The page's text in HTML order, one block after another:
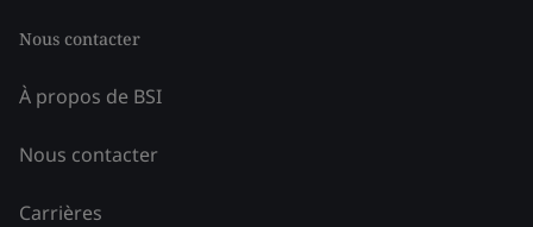
Nous contacter
À propos de BSI
Nous contacter
Carrières